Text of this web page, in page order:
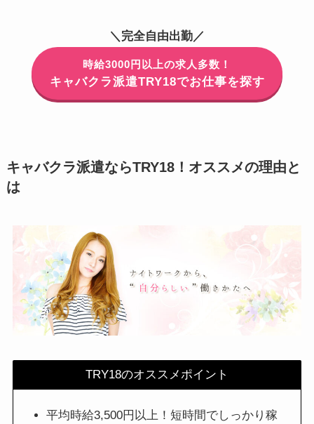
＼完全自由出勤／
時給3000円以上の求人多数！
キャバクラ派遣TRY18でお仕事を探す
キャバクラ派遣ならTRY18！オススメの理由と
は
TRY18のオススメポイント
平均時給3,500円以上！短時間でしっかり稼